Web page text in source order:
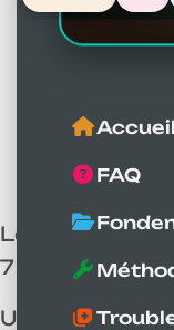
La colonne
7 vertèbres
Un
Accueil
FAQ